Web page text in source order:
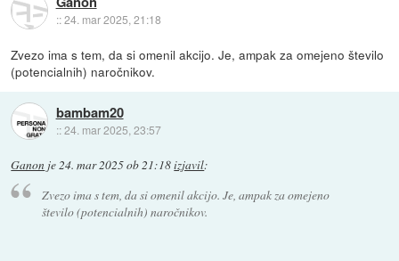
::24. mar 2025, 21:18
Zvezo ima s tem, da si omenil akcijo. Je, ampak za omejeno število
(potencialnih) naročnikov.
bambam20
::24. mar 2025, 23:57
Ganon je24. mar 2025 ob 21:18izjavil:
Zvezo ima s tem, da si omenil akcijo. Je, ampak za omejeno
število (potencialnih) naročnikov.